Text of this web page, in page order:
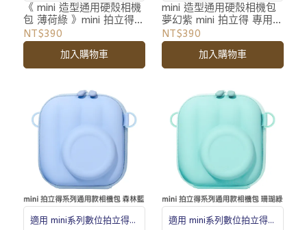
《 mini 造型通用硬殼相機
包 薄荷綠 》mini 拍立得
專用 相機包 收納包 附背
帶
NT$390
加入購物車
機
mini 造型通用硬殼相機包
夢幻紫 mini 拍立得 專用
相機包 收納包 附背帶
NT$390
加入購物車
適用 mini系列數位拍立得相
適用 mini系列數位拍立得相